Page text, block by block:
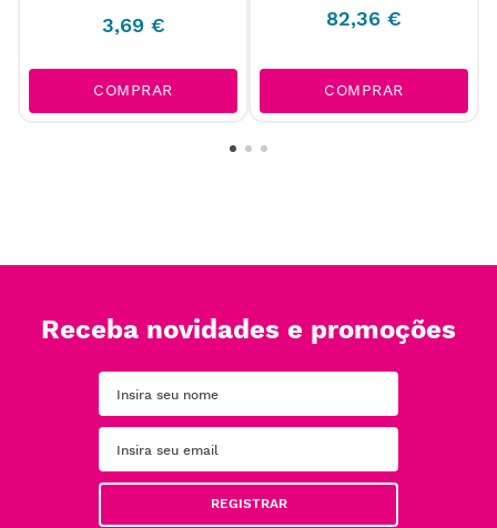
3,69 €
COMPRAR
82,36 €
COMPRAR
Receba novidades e promoções
REGISTRAR